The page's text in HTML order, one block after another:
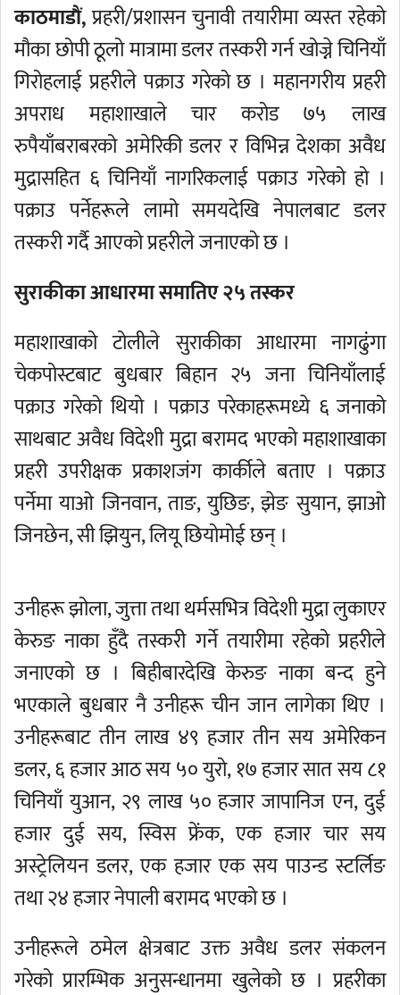
काठमाडाैं,प्रहरी/प्रशासन चुनावी तयारीमा व्यस्त रहेको
मौका छोपी ठूलो मात्रामा डलर तस्करी गर्न खोज्ने चिनियाँ
गिरोहलाई प्रहरीले पक्राउ गरेको छ । महानगरीय प्रहरी
अपराध महाशाखाले चार करोड ७५ लाख
रुपैयाँबराबरको अमेरिकी डलर र विभिन्न देशका अवैध
मुद्रासहित ६ चिनियाँ नागरिकलाई पक्राउ गरेको हो ।
पक्राउ पर्नेहरूले लामो समयदेखि नेपालबाट डलर
तस्करी गर्दै आएको प्रहरीले जनाएको छ ।
सुराकीका आधारमा समातिए २५ तस्कर
महाशाखाको टोलीले सुराकीका आधारमा नागढुंगा
चेकपोस्टबाट बुधबार बिहान २५ जना चिनियाँलाई
पक्राउ गरेको थियो । पक्राउ परेकाहरूमध्ये ६ जनाको
साथबाट अवैध विदेशी मुद्रा बरामद भएको महाशाखाका
प्रहरी उपरीक्षक प्रकाशजंग कार्कीले बताए । पक्राउ
पर्नेमा याओ जिनवान, ताङ, युछिङ, झेङ सुयान, झाओ
जिनछेन, सी झियुन, लियू छियोमोई छन् ।
उनीहरू झोला, जुत्ता तथा थर्मसभित्र विदेशी मुद्रा लुकाएर
केरुङ नाका हुँदै तस्करी गर्ने तयारीमा रहेको प्रहरीले
जनाएको छ । बिहीबारदेखि केरुङ नाका बन्द हुने
भएकाले बुधबार नै उनीहरू चीन जान लागेका थिए ।
उनीहरूबाट तीन लाख ४९ हजार तीन सय अमेरिकन
डलर, ६ हजार आठ सय ५० युरो, १७ हजार सात सय ८१
चिनियाँ युआन, २९ लाख ५० हजार जापानिज एन, दुई
हजार दुई सय, स्विस फ्रेंक, एक हजार चार सय
अस्ट्रेलियन डलर, एक हजार एक सय पाउन्ड स्टर्लिङ
तथा २४ हजार नेपाली बरामद भएको छ ।
उनीहरूले ठमेल क्षेत्रबाट उक्त अवैध डलर संकलन
गरेको प्रारम्भिक अनुसन्धानमा खुलेको छ । प्रहरीका